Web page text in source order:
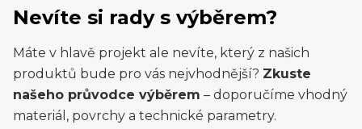
Nevíte si rady s výběrem?
Máte v hlavě projekt ale nevíte, který z našich
produktů bude pro vás nejvhodnější? Zkuste
našeho průvodce výběrem – doporučíme vhodný
materiál, povrchy a technické parametry.